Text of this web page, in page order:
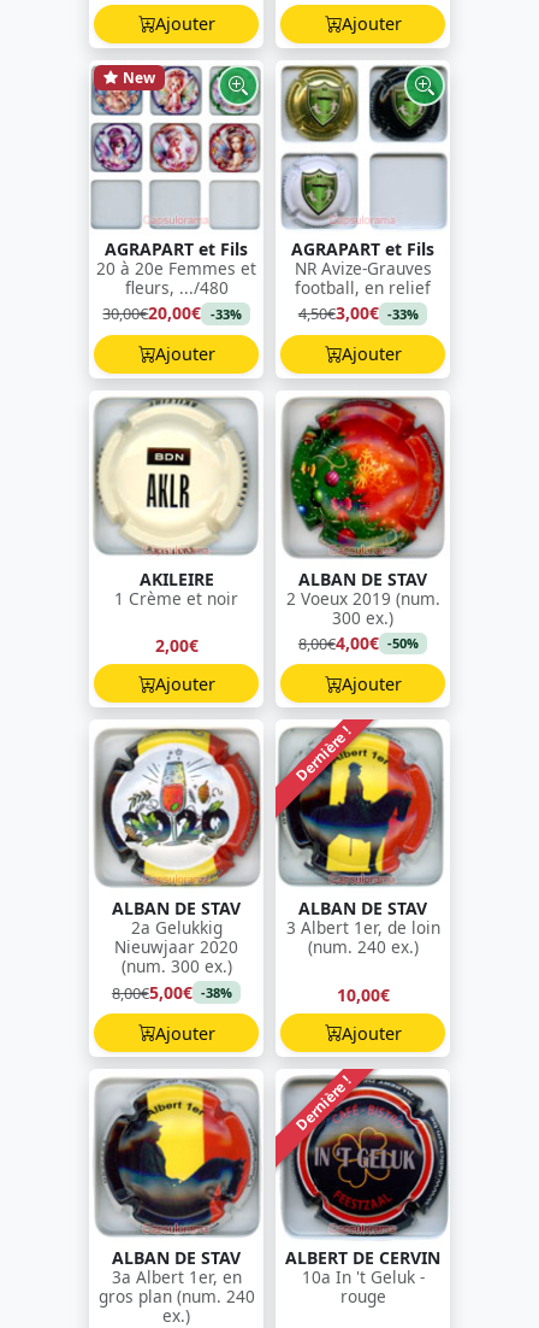
Ajouter
Ajouter
New
AGRAPART et Fils
20 à 20e Femmes et
fleurs, .../480
30,00€20,00€ -33%
Ajouter
AGRAPART et Fils
NR Avize-Grauves
football, en relief
4,50€3,00€ -33%
Ajouter
AKILEIRE
1 Crème et noir
2,00€
Ajouter
ALBAN DE STAV
2 Voeux 2019 (num.
300 ex.)
8,00€4,00€ -50%
Ajouter
ALBAN DE STAV
2a Gelukkig
Nieuwjaar 2020
(num. 300 ex.)
8,00€5,00€ -38%
Ajouter
Dernière !
ALBAN DE STAV
3 Albert 1er, de loin
(num. 240 ex.)
10,00€
Ajouter
ALBAN DE STAV
3a Albert 1er, en
gros plan (num. 240
ex.)
Dernière !
ALBERT DE CERVIN
10a In 't Geluk -
rouge